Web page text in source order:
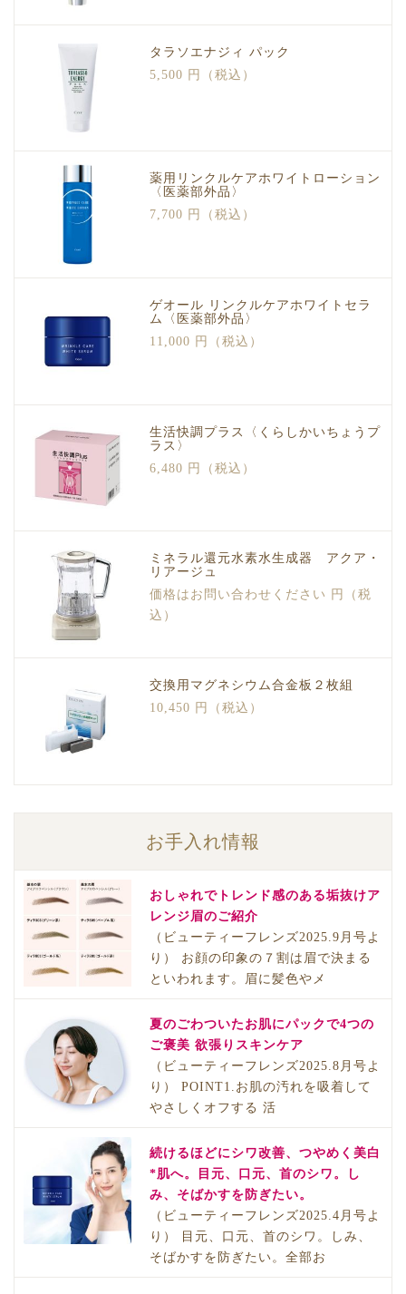
タラソエナジィ パック
5,500 円（税込）
薬用リンクルケアホワイトローション
〈医薬部外品〉
7,700 円（税込）
ゲオール リンクルケアホワイトセラ
ム〈医薬部外品〉
11,000 円（税込）
生活快調プラス〈くらしかいちょうプ
ラス〉
6,480 円（税込）
ミネラル還元水素水生成器 アクア・
リアージュ
価格はお問い合わせください 円（税
込）
交換用マグネシウム合金板２枚組
10,450 円（税込）
お手入れ情報
おしゃれでトレンド感のある垢抜けア
レンジ眉のご紹介
（ビューティーフレンズ2025.9月号よ
り） お顔の印象の７割は眉で決まる
といわれます。眉に髪色やメ
夏のごわついたお肌にパックで4つの
ご褒美 欲張りスキンケア
（ビューティーフレンズ2025.8月号よ
り） POINT1.お肌の汚れを吸着して
やさしくオフする 活
続けるほどにシワ改善、つやめく美白
*肌へ。目元、口元、首のシワ。し
み、そばかすを防ぎたい。
（ビューティーフレンズ2025.4月号よ
り） 目元、口元、首のシワ。しみ、
そばかすを防ぎたい。全部お